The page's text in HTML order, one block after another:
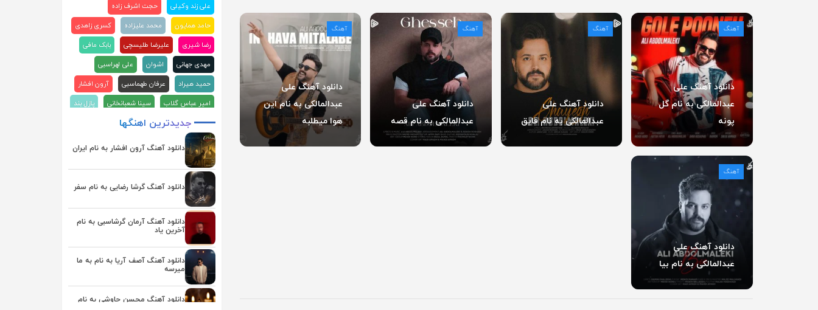
دانلود آهنگ علی
عبدالمالکی به نام گل
پونه
آهنگ
دانلود آهنگ علی
عبدالمالکی به نام قایق
آهنگ
دانلود آهنگ علی
عبدالمالکی به نام قصه
آهنگ
دانلود آهنگ علی
عبدالمالکی به نام این
هوا میطلبه
آهنگ
دانلود آهنگ علی
عبدالمالکی به نام بیا
آهنگ
علی زند وکیلی
حجت اشرف زاده
حامد همایون
محمد علیزاده
کسری زاهدی
رضا شیری
علیرضا طلیسچی
بابک مافی
مهدی جهانی
اشوان
علی لهراسبی
حمید هیراد
عرفان طهماسبی
آرون افشار
امیر عباس گلاب
سینا شعبانخانی
پازل بند
علیرضا قربانی
ماکان بند
علی عبدالمالکی
احسان دریادل
محسن ابراهیم زاده
محسن چاوشی
سامان جلیلی
فرزاد فرزین
حمید عسکری
احسان خواجه امیری
رضا صادقی
روزبه بمانی
یوسف زمانی
جدیدترین اهنگها
دانلود آهنگ آرون افشار به نام ایران
دانلود آهنگ گرشا رضایی به نام سفر
دانلود آهنگ آرمان گرشاسبی به نام
آخرین یاد
دانلود آهنگ آصف آریا به نام به ما
میرسه
دانلود آهنگ محسن چاوشی به نام